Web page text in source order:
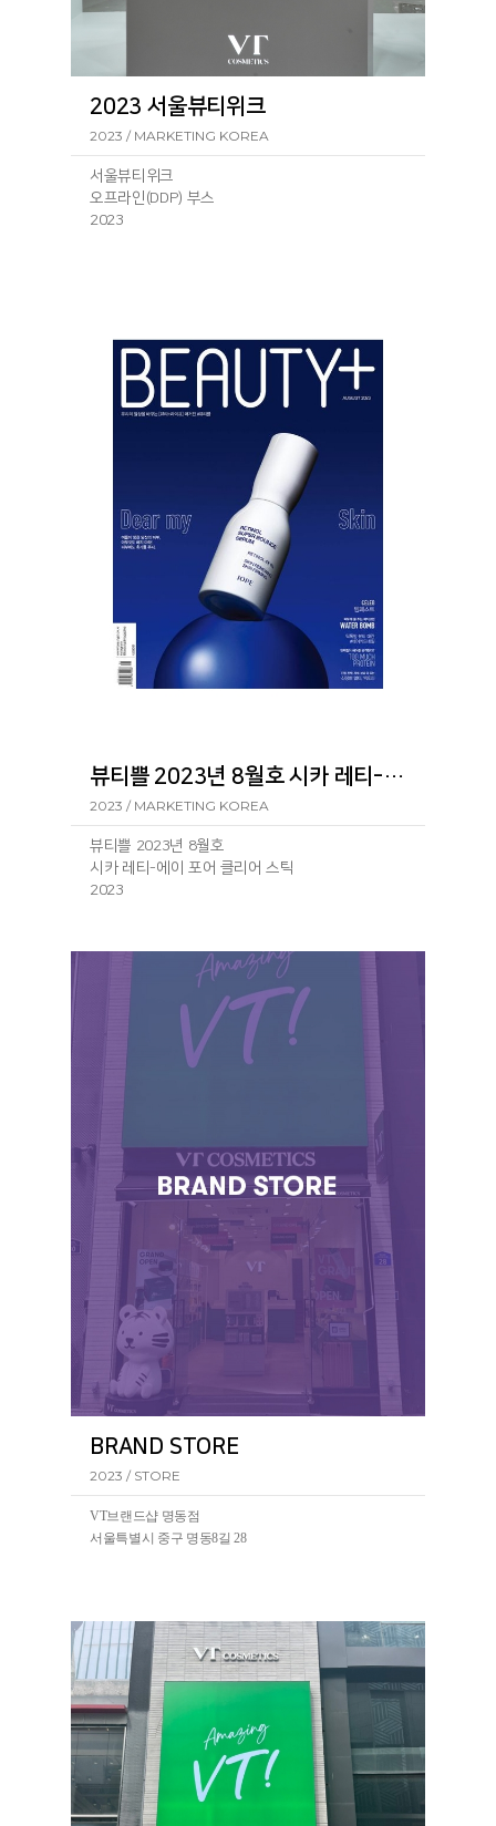
2023 서울뷰티위크
2023 / MARKETING KOREA
서울뷰티위크
오프라인(DDP) 부스
2023
뷰티쁠 2023년 8월호 시카 레티-에이 포어 클리어 스틱
2023 / MARKETING KOREA
뷰티쁠 2023년 8월호
시카 레티-에이 포어 클리어 스틱
2023
BRAND STORE
2023 / STORE
VT브랜드샵 명동점
서울특별시 중구 명동8길 28
VT브랜드샵 명동점에서 리들샷을 포함한 VT의 전 제품
을 만나볼 수 있습니다.
ㆍVT코스메틱 명동점
서울 중구 명동8길 28 VT코스메틱 명동점
ㆍ VT코스메틱 유네스코점
서울 중구 명동길 5-1 VT코스메틱 유네스코점
5-1
ㆍVT코스메틱 동대문점